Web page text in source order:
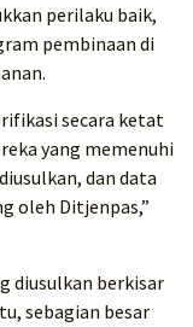
perilaku baik,
pembinaan di
secara ketat
yang memenuhi
dan data
oleh Ditjenpas,”
diusulkan berkisar
sebagian besar